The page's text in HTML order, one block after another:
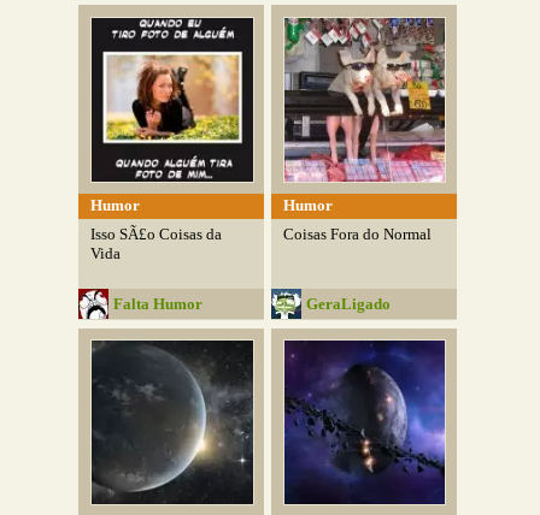
Humor
Isso SÃ£o Coisas da
Vida
Falta Humor
Humor
Coisas Fora do Normal
GeraLigado